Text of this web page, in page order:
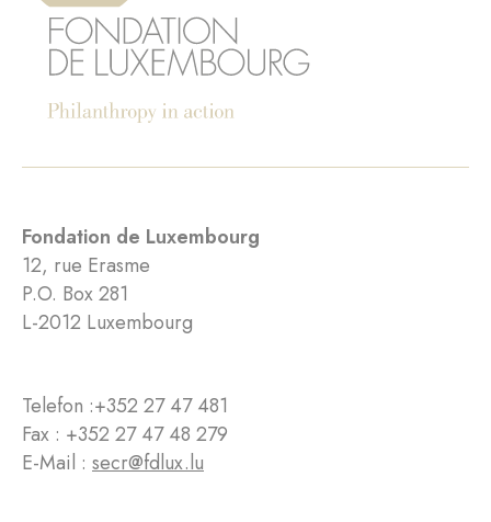
Fondation de Luxembourg
12, rue Erasme
P.O. Box 281
L-2012 Luxembourg
Telefon :+352 27 47 481
Fax : +352 27 47 48 279
E-Mail : secr@fdlux.lu